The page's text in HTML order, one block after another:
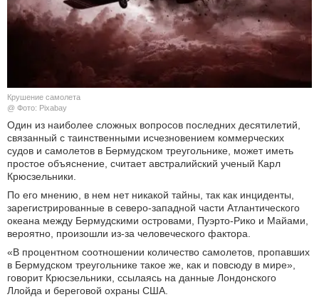
СПОРТ
ШОУ-БИЗНЕС
АВТО И МОТО
БЛОГ
Крушение самолета
@ Фото: Pixabay
Один из наиболее сложных вопросов последних десятилетий,
связанный с таинственными исчезновением коммерческих
судов и самолетов в Бермудском треугольнике, может иметь
простое объяснение, считает австралийский ученый Карл
Крюсзельники.
По его мнению, в нем нет никакой тайны, так как инциденты,
зарегистрированные в северо-западной части Атлантического
океана между Бермудскими островами, Пуэрто-Рико и Майами,
вероятно, произошли из-за человеческого фактора.
«В процентном соотношении количество самолетов, пропавших
в Бермудском треугольнике такое же, как и повсюду в мире»,
говорит Крюсзельники, ссылаясь на данные Лондонского
Ллойда и береговой охраны США.